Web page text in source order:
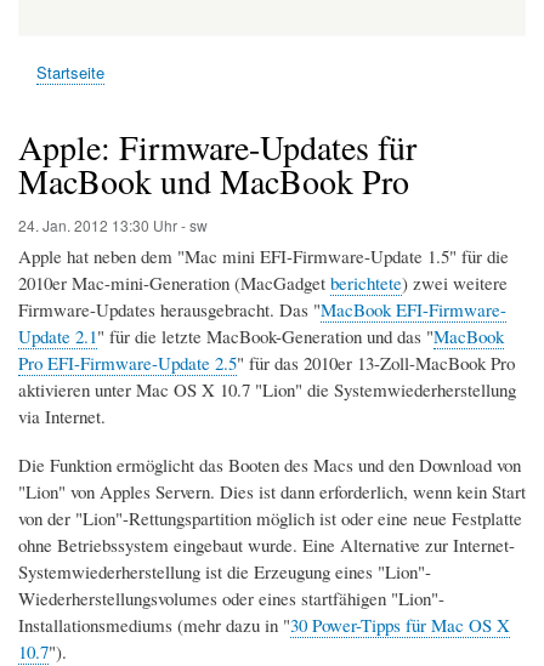
Startseite
Apple: Firmware-Updates für
MacBook und MacBook Pro
24. Jan. 2012 13:30 Uhr -sw
Apple hat neben dem "Mac mini EFI-Firmware-Update 1.5" für die
2010er Mac-mini-Generation (MacGadget berichtete) zwei weitere
Firmware-Updates herausgebracht. Das "MacBook EFI-Firmware-
Update 2.1" für die letzte MacBook-Generation und das "MacBook
Pro EFI-Firmware-Update 2.5" für das 2010er 13-Zoll-MacBook Pro
aktivieren unter Mac OS X 10.7 "Lion" die Systemwiederherstellung
via Internet.
Die Funktion ermöglicht das Booten des Macs und den Download von
"Lion" von Apples Servern. Dies ist dann erforderlich, wenn kein Start
von der "Lion"-Rettungspartition möglich ist oder eine neue Festplatte
ohne Betriebssystem eingebaut wurde. Eine Alternative zur Internet-
Systemwiederherstellung ist die Erzeugung eines "Lion"-
Wiederherstellungsvolumes oder eines startfähigen "Lion"-
Installationsmediums (mehr dazu in "30 Power-Tipps für Mac OS X
10.7").